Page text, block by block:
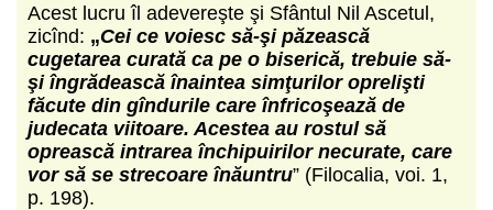
Acest lucru îl adevereşte şi Sfântul Nil Ascetul,
zicînd: „Cei ce voiesc să-şi păzească
cugetarea curată ca pe o biserică, trebuie să-
şi îngrădească înaintea simţurilor oprelişti
făcute din gîndurile care înfricoşează de
judecata viitoare. Acestea au rostul să
oprească intrarea închipuirilor necurate, care
vor să se strecoare înăuntru” (Filocalia, voi. 1,
p. 198).